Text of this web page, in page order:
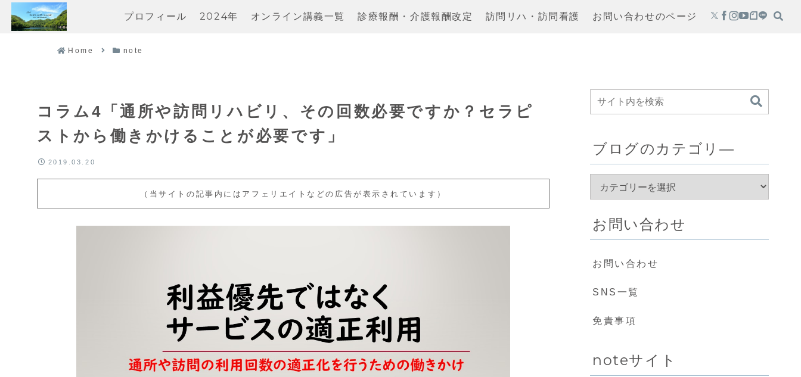
プロフィール 2024年 オンライン講義一覧 診療報酬・介護報酬改定 訪問リハ・訪問看護 お問い合わせのページ
Home note
コラム4「通所や訪問リハビリ、その回数必要ですか？セラピ
ストから働きかけることが必要です」
2019.03.20
（当サイトの記事内にはアフェリエイトなどの広告が表示されています）
ブログのカテゴリ―
お問い合わせ
お問い合わせ
SNS一覧
免責事項
noteサイト